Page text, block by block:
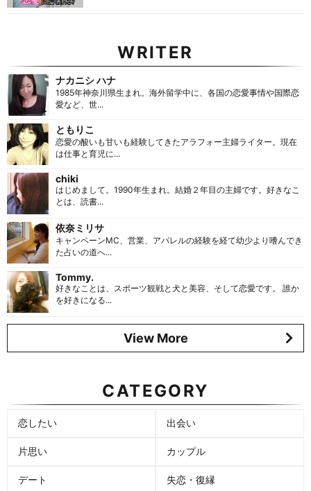
WRITER
ナカニシ ハナ
1985年神奈川県生まれ。海外留学中に、各国の恋愛事情や国際恋
愛など、世...
ともりこ
恋愛の酸いも甘いも経験してきたアラフォー主婦ライター。現在
は仕事と育児に...
chiki
はじめまして。1990年生まれ。結婚２年目の主婦です。好きなこ
とは、読書...
依奈ミリサ
キャンペーンMC、営業、アパレルの経験を経て幼少より嗜んでき
た占いの道へ...
Tommy.
好きなことは、スポーツ観戦と犬と美容、そして恋愛です。 誰か
を好きになる...
View More
CATEGORY
恋したい 出会い
片思い カップル
デート 失恋・復縁